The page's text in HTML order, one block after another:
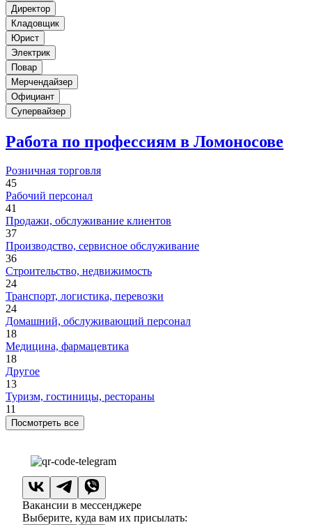
Директор
Кладовщик
Юрист
Электрик
Повар
Мерчендайзер
Официант
Супервайзер
Работа по профессиям в Ломоносове
Розничная торговля
45
Рабочий персонал
41
Продажи, обслуживание клиентов
37
Производство, сервисное обслуживание
36
Строительство, недвижимость
24
Транспорт, логистика, перевозки
24
Домашний, обслуживающий персонал
18
Медицина, фармацевтика
18
Другое
13
Туризм, гостиницы, рестораны
11
Посмотреть все
Вакансии в мессенджере
Выберите, куда вам их присылать: